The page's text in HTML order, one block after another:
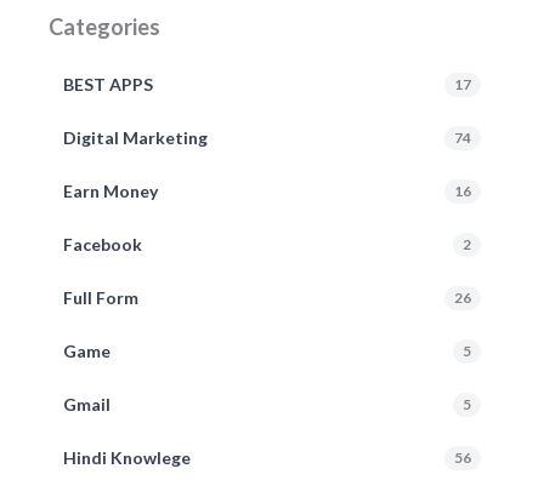
Categories
BEST APPS 17
Digital Marketing 74
Earn Money 16
Facebook 2
Full Form 26
Game 5
Gmail 5
Hindi Knowlege 56